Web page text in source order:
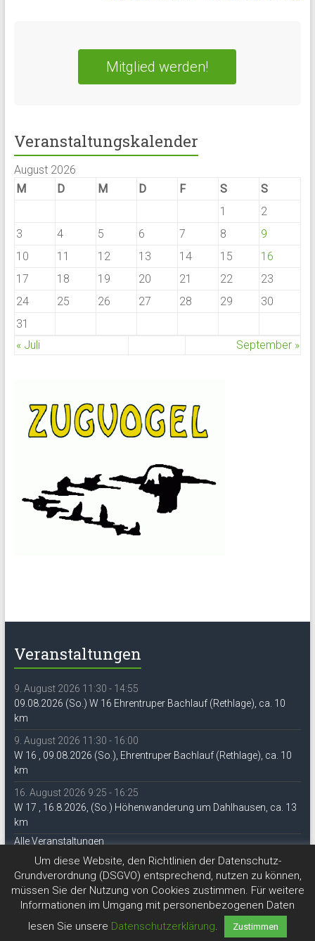
Mitglied werden!
Veranstaltungskalender
August 2026
M
D M D F S
S
1
2
3
4 5 6 7 8
9
10
11 12 13 14 15
16
17
18 19 20 21 22
23
24
25 26 27 28 29
30
31
« Juli
September »
Veranstaltungen
9. August 2026 11:30 - 14:55
09.08.2026 (So.) W 16 Ehrentruper Bachlauf (Rethlage), ca. 10
km
9. August 2026 11:30 - 16:00
W 16 , 09.08.2026 (So.), Ehrentruper Bachlauf (Rethlage), ca. 10
km
16. August 2026 9:25 - 16:25
W 17 , 16.8.2026, (So.) Höhenwanderung um Dahlhausen, ca. 13
km
Alle Veranstaltungen
DAV Lippe-Detmold
Um diese Website, den Richtlinien der Datenschutz-
Grundverordnung (DSGVO) entsprechend, nutzen zu können,
müssen Sie der Nutzung von Cookies zustimmen. Für weitere
Informationen im Umgang mit personenbezogenen Daten
lesen Sie unsere Datenschutzerklärung. Zustimmen